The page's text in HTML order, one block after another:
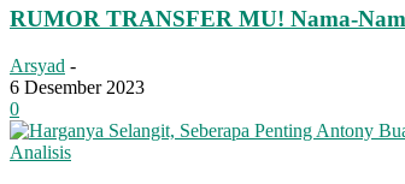
RUMOR TRANSFER MU! Nama-
Arsyad -
6 Desember 2023
0
Analisis